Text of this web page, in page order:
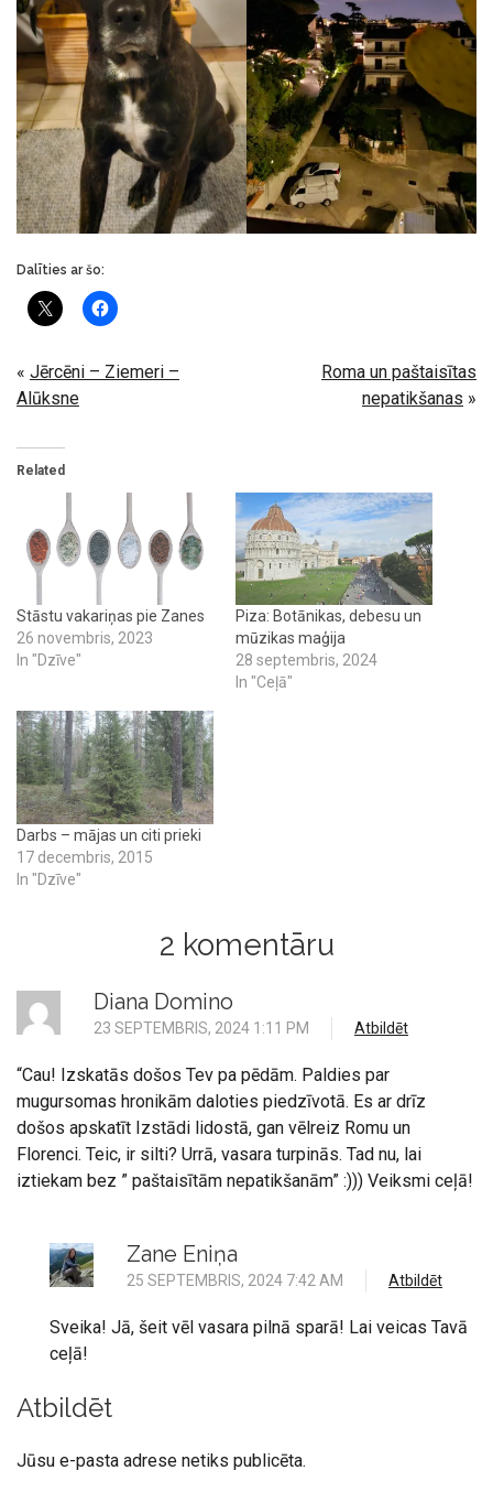
Dalīties ar šo:
« Jērcēni – Ziemeri –
Alūksne
Roma un paštaisītas
nepatikšanas »
Related
Stāstu vakariņas pie Zanes
26 novembris, 2023
In "Dzīve"
Piza: Botānikas, debesu un
mūzikas maģija
28 septembris, 2024
In "Ceļā"
Darbs – mājas un citi prieki
17 decembris, 2015
In "Dzīve"
2 komentāru
Diana Domino
23 SEPTEMBRIS, 2024 1:11 PM Atbildēt
“Cau! Izskatās došos Tev pa pēdām. Paldies par
mugursomas hronikām daloties piedzīvotā. Es ar drīz
došos apskatīt Izstādi lidostā, gan vēlreiz Romu un
Florenci. Teic, ir silti? Urrā, vasara turpinās. Tad nu, lai
iztiekam bez ” paštaisītām nepatikšanām” :))) Veiksmi ceļā!
Zane Eniņa
25 SEPTEMBRIS, 2024 7:42 AM Atbildēt
Sveika! Jā, šeit vēl vasara pilnā sparā! Lai veicas Tavā
ceļā!
Atbildēt
Jūsu e-pasta adrese netiks publicēta.